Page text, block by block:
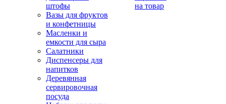
штофы
Вазы для фруктов
и конфетницы
Масленки и
емкости для сыра
Салатники
Диспенсеры для
напитков
Деревянная
сервировочная
посуда
на товар